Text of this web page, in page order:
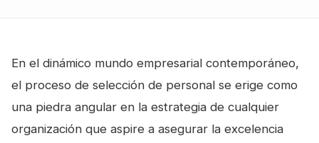
En el dinámico mundo empresarial contemporáneo,
el proceso de selección de personal se erige como
una piedra angular en la estrategia de cualquier
organización que aspire a asegurar la excelencia